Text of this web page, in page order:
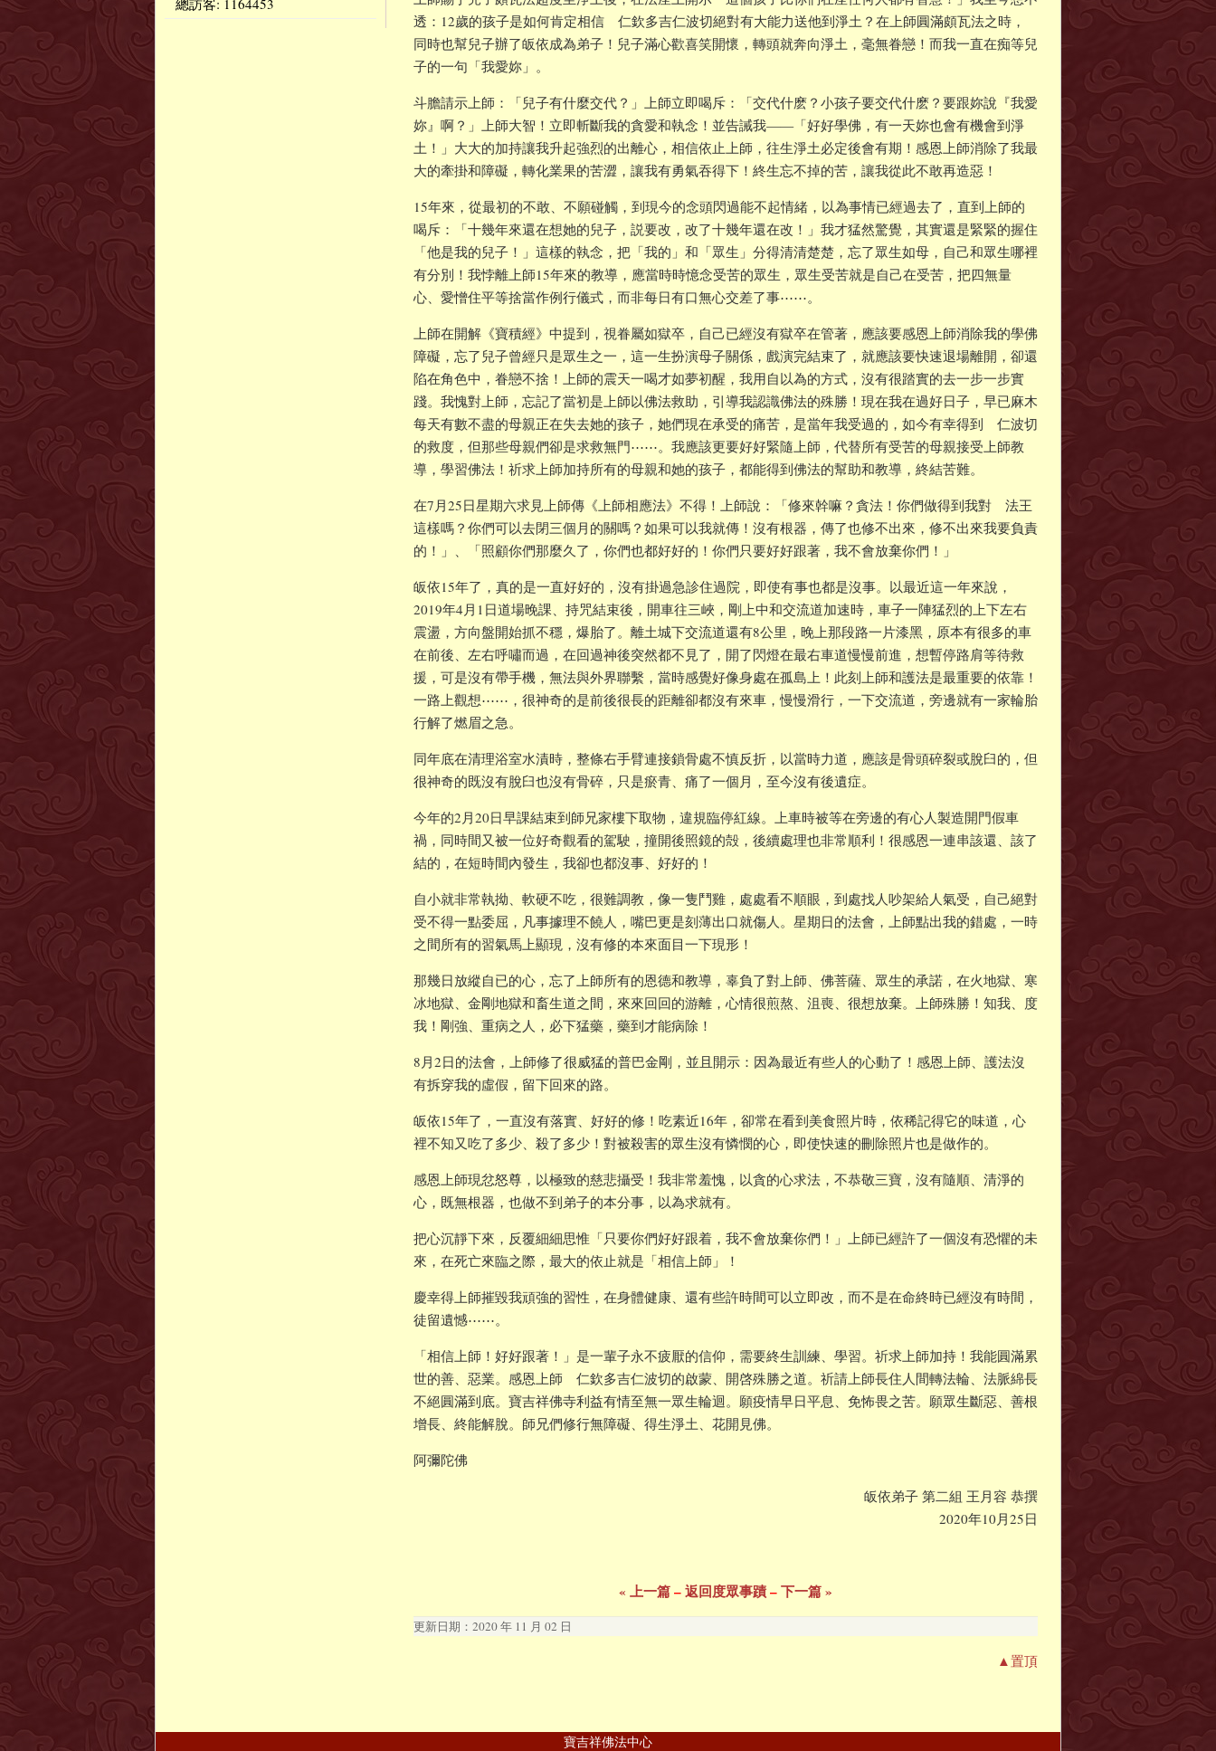
透：12歲的孩子是如何肯定相信 仁欽多吉仁波切絕對有大能力送他到淨土？在上師圓滿頗瓦法之時，
同時也幫兒子辦了皈依成為弟子！兒子滿心歡喜笑開懷，轉頭就奔向淨土，毫無眷戀！而我一直在痴等兒
子的一句「我愛妳」。
斗膽請示上師：「兒子有什麼交代？」上師立即喝斥：「交代什麽？小孩子要交代什麽？要跟妳說『我愛
妳』啊？」上師大智！立即斬斷我的貪愛和執念！並告誡我——「好好學佛，有一天妳也會有機會到淨
土！」大大的加持讓我升起強烈的出離心，相信依止上師，往生淨土必定後會有期！感恩上師消除了我最
大的牽掛和障礙，轉化業果的苦澀，讓我有勇氣吞得下！終生忘不掉的苦，讓我從此不敢再造惡！
15年來，從最初的不敢、不願碰觸，到現今的念頭閃過能不起情緒，以為事情已經過去了，直到上師的
喝斥：「十幾年來還在想她的兒子，説要改，改了十幾年還在改！」我才猛然驚覺，其實還是緊緊的握住
「他是我的兒子！」這樣的執念，把「我的」和「眾生」分得清清楚楚，忘了眾生如母，自己和眾生哪裡
有分別！我悖離上師15年來的教導，應當時時憶念受苦的眾生，眾生受苦就是自己在受苦，把四無量
心、愛憎住平等捨當作例行儀式，而非每日有口無心交差了事⋯⋯。
上師在開解《寶積經》中提到，視眷屬如獄卒，自己已經沒有獄卒在管著，應該要感恩上師消除我的學佛
障礙，忘了兒子曾經只是眾生之一，這一生扮演母子關係，戲演完結束了，就應該要快速退場離開，卻還
陷在角色中，眷戀不捨！上師的震天一喝才如夢初醒，我用自以為的方式，沒有很踏實的去一步一步實
踐。我愧對上師，忘記了當初是上師以佛法救助，引導我認識佛法的殊勝！現在我在過好日子，早已麻木
每天有數不盡的母親正在失去她的孩子，她們現在承受的痛苦，是當年我受過的，如今有幸得到 仁波切
的救度，但那些母親們卻是求救無門⋯⋯。我應該更要好好緊隨上師，代替所有受苦的母親接受上師教
導，學習佛法！祈求上師加持所有的母親和她的孩子，都能得到佛法的幫助和教導，終結苦難。
在7月25日星期六求見上師傳《上師相應法》不得！上師說：「修來幹嘛？貪法！你們做得到我對 法王
這樣嗎？你們可以去閉三個月的關嗎？如果可以我就傳！沒有根器，傳了也修不出來，修不出來我要負責
的！」、「照顧你們那麼久了，你們也都好好的！你們只要好好跟著，我不會放棄你們！」
皈依15年了，真的是一直好好的，沒有掛過急診住過院，即使有事也都是沒事。以最近這一年來說，
2019年4月1日道場晚課、持咒結束後，開車往三峽，剛上中和交流道加速時，車子一陣猛烈的上下左右
震盪，方向盤開始抓不穩，爆胎了。離土城下交流道還有8公里，晚上那段路一片漆黑，原本有很多的車
在前後、左右呼嘯而過，在回過神後突然都不見了，開了閃燈在最右車道慢慢前進，想暫停路肩等待救
援，可是沒有帶手機，無法與外界聯繫，當時感覺好像身處在孤島上！此刻上師和護法是最重要的依靠！
一路上觀想⋯⋯，很神奇的是前後很長的距離卻都沒有來車，慢慢滑行，一下交流道，旁邊就有一家輪胎
行解了燃眉之急。
同年底在清理浴室水漬時，整條右手臂連接鎖骨處不慎反折，以當時力道，應該是骨頭碎裂或脫臼的，但
很神奇的既沒有脫臼也沒有骨碎，只是瘀青、痛了一個月，至今沒有後遺症。
今年的2月20日早課結束到師兄家樓下取物，違規臨停紅線。上車時被等在旁邊的有心人製造開門假車
禍，同時間又被一位好奇觀看的駕駛，撞開後照鏡的殻，後續處理也非常順利！很感恩一連串該還、該了
結的，在短時間內發生，我卻也都沒事、好好的！
自小就非常執拗、軟硬不吃，很難調教，像一隻鬥雞，處處看不順眼，到處找人吵架給人氣受，自己絕對
受不得一點委屈，凡事據理不饒人，嘴巴更是刻薄出口就傷人。星期日的法會，上師點出我的錯處，一時
之間所有的習氣馬上顯現，沒有修的本來面目一下現形！
那幾日放縱自已的心，忘了上師所有的恩德和教導，辜負了對上師、佛菩薩、眾生的承諾，在火地獄、寒
冰地獄、金剛地獄和畜生道之間，來來回回的游離，心情很煎熬、沮喪、很想放棄。上師殊勝！知我、度
我！剛強、重病之人，必下猛藥，藥到才能病除！
8月2日的法會，上師修了很威猛的普巴金剛，並且開示：因為最近有些人的心動了！感恩上師、護法沒
有拆穿我的虛假，留下回來的路。
皈依15年了，一直沒有落實、好好的修！吃素近16年，卻常在看到美食照片時，依稀記得它的味道，心
裡不知又吃了多少、殺了多少！對被殺害的眾生沒有憐憫的心，即使快速的刪除照片也是做作的。
感恩上師現忿怒尊，以極致的慈悲攝受！我非常羞愧，以貪的心求法，不恭敬三寶，沒有隨順、清淨的
心，既無根器，也做不到弟子的本分事，以為求就有。
把心沉靜下來，反覆細細思惟「只要你們好好跟着，我不會放棄你們！」上師已經許了一個沒有恐懼的未
來，在死亡來臨之際，最大的依止就是「相信上師」！
慶幸得上師摧毀我頑強的習性，在身體健康、還有些許時間可以立即改，而不是在命終時已經沒有時間，
徒留遺憾⋯⋯。
「相信上師！好好跟著！」是一輩子永不疲厭的信仰，需要終生訓練、學習。祈求上師加持！我能圓滿累
世的善、惡業。感恩上師 仁欽多吉仁波切的啟蒙、開啓殊勝之道。祈請上師長住人間轉法輪、法脈綿長
不絕圓滿到底。寶吉祥佛寺利益有情至無一眾生輪迴。願疫情早日平息、免怖畏之苦。願眾生斷惡、善根
增長、終能解脫。師兄們修行無障礙、得生淨土、花開見佛。
阿彌陀佛
皈依弟子 第二組 王月容 恭撰
2020年10月25日
« 上一篇–返回度眾事蹟–下一篇 »
更新日期：2020 年 11 月 02 日
▲置頂
總訪客: 1164453
寶吉祥佛法中心